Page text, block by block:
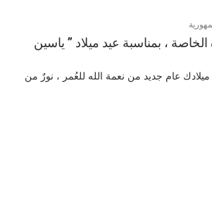
، بمناسبة عيد ميلاد ” ياسين
ميلادك عام جديد من نعمة الله للعُمر ، نورٌ من